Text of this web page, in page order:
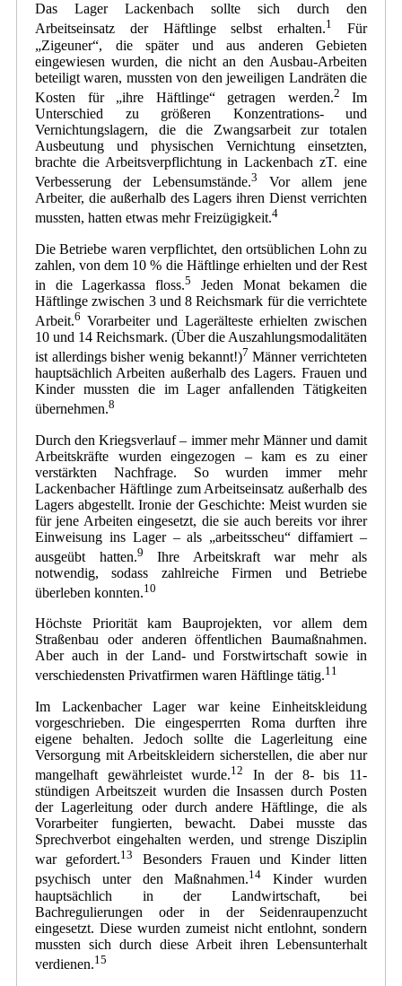
Das Lager Lackenbach sollte sich durch den
Arbeitseinsatz der Häftlinge selbst erhalten.1
Für
„Zigeuner“, die später und aus anderen Gebieten
eingewiesen wurden, die nicht an den Ausbau-Arbeiten
beteiligt waren, mussten von den jeweiligen Landräten die
Kosten für „ihre Häftlinge“ getragen werden.2 Im
Unterschied zu größeren Konzentrations- und
Vernichtungslagern, die die Zwangsarbeit zur totalen
Ausbeutung und physischen Vernichtung einsetzten,
brachte die Arbeitsverpflichtung in Lackenbach zT. eine
Verbesserung der Lebensumstände.3
Vor allem jene
Arbeiter, die außerhalb des Lagers ihren Dienst verrichten
mussten, hatten etwas mehr Freizügigkeit.4
Die Betriebe waren verpflichtet, den ortsüblichen Lohn zu
zahlen, von dem 10 % die Häftlinge erhielten und der Rest
in die Lagerkassa floss.5
Jeden Monat bekamen die
Häftlinge zwischen 3 und 8 Reichsmark für die verrichtete
Arbeit.6 Vorarbeiter und Lagerälteste erhielten zwischen
10 und 14 Reichsmark. (Über die Auszahlungsmodalitäten
ist allerdings bisher wenig bekannt!)7 Männer verrichteten
hauptsächlich Arbeiten außerhalb des Lagers. Frauen und
Kinder mussten die im Lager anfallenden Tätigkeiten
übernehmen.8
Durch den Kriegsverlauf – immer mehr Männer und damit
Arbeitskräfte wurden eingezogen – kam es zu einer
verstärkten Nachfrage. So wurden immer mehr
Lackenbacher Häftlinge zum Arbeitseinsatz außerhalb des
Lagers abgestellt. Ironie der Geschichte: Meist wurden sie
für jene Arbeiten eingesetzt, die sie auch bereits vor ihrer
Einweisung ins Lager – als „arbeitsscheu“ diffamiert –
ausgeübt hatten.9 Ihre Arbeitskraft war mehr als
notwendig, sodass zahlreiche Firmen und Betriebe
überleben konnten.10
Höchste Priorität kam Bauprojekten, vor allem dem
Straßenbau oder anderen öffentlichen Baumaßnahmen.
Aber auch in der Land- und Forstwirtschaft sowie in
verschiedensten Privatfirmen waren Häftlinge tätig.11
Im Lackenbacher Lager war keine Einheitskleidung
vorgeschrieben. Die eingesperrten Roma durften ihre
eigene behalten. Jedoch sollte die Lagerleitung eine
Versorgung mit Arbeitskleidern sicherstellen, die aber nur
mangelhaft gewährleistet wurde.12
In der 8- bis 11-
stündigen Arbeitszeit wurden die Insassen durch Posten
der Lagerleitung oder durch andere Häftlinge, die als
Vorarbeiter fungierten, bewacht. Dabei musste das
Sprechverbot eingehalten werden, und strenge Disziplin
war gefordert.13
Besonders Frauen und Kinder litten
psychisch unter den Maßnahmen.14 Kinder wurden
hauptsächlich in der Landwirtschaft, bei
Bachregulierungen oder in der Seidenraupenzucht
eingesetzt. Diese wurden zumeist nicht entlohnt, sondern
mussten sich durch diese Arbeit ihren Lebensunterhalt
verdienen.15